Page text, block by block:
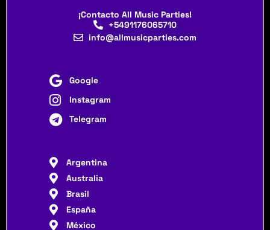
¡Contacto All Music Parties!
+5491176065710
info@allmusicparties.com
Google
Instagram
Telegram
Argentina
Australia
Brasil
España
México